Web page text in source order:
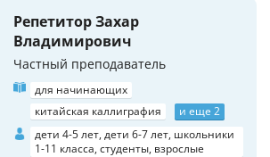
Репетитор Захар
Владимирович
Частный преподаватель
для начинающих
китайская каллиграфия
и еще 2
дети 4-5 лет, дети 6-7 лет, школьники
1-11 класса, студенты, взрослые